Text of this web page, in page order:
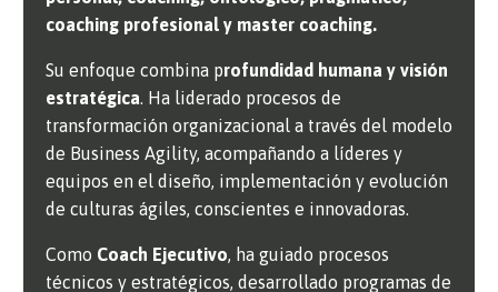
coaching profesional y master coaching.
Su enfoque combina profundidad humana y visión
estratégica. Ha liderado procesos de
transformación organizacional a través del modelo
de Business Agility, acompañando a líderes y
equipos en el diseño, implementación y evolución
de culturas ágiles, conscientes e innovadoras.
Como Coach Ejecutivo, ha guiado procesos
técnicos y estratégicos, desarrollado programas de